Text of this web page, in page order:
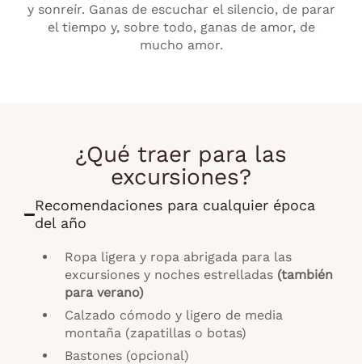
y sonreír. Ganas de escuchar el silencio, de parar
el tiempo y, sobre todo, ganas de amor, de
mucho amor.
¿Qué traer para las
excursiones?
Recomendaciones para cualquier época
del año
Ropa ligera y ropa abrigada para las
excursiones y noches estrelladas (también
para verano)
Calzado cómodo y ligero de media
montaña (zapatillas o botas)
Bastones (opcional)